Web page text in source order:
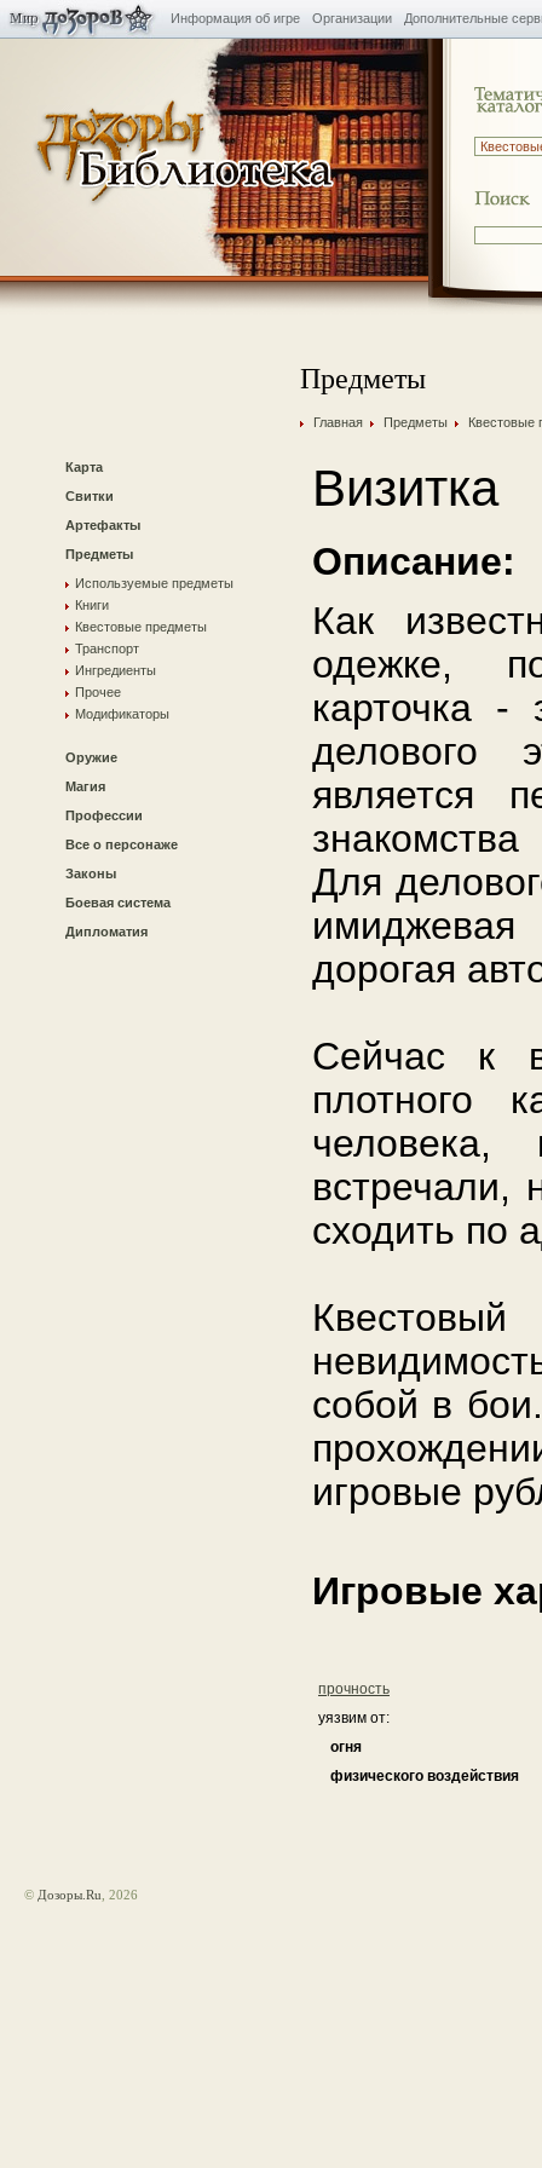
Информация об игре Организации Дополнительные
Карта
Свитки
Артефакты
Предметы
Используемые предметы
Книги
Квестовые предметы
Транспорт
Ингредиенты
Прочее
Модификаторы
Оружие
Магия
Профессии
Все о персонаже
Законы
Боевая система
Дипломатия
Предметы
Главная Предметы Квестовые
Визитка
Описание:
Как
одежке,
карточка -
делового
является
Для
дорогая
Сейчас к
плотного
встречали,
сходить по
собой в
игровые
Игровые
прочность
уязвим от:
огня
физического воздействия
© Дозоры.Ru , 2026